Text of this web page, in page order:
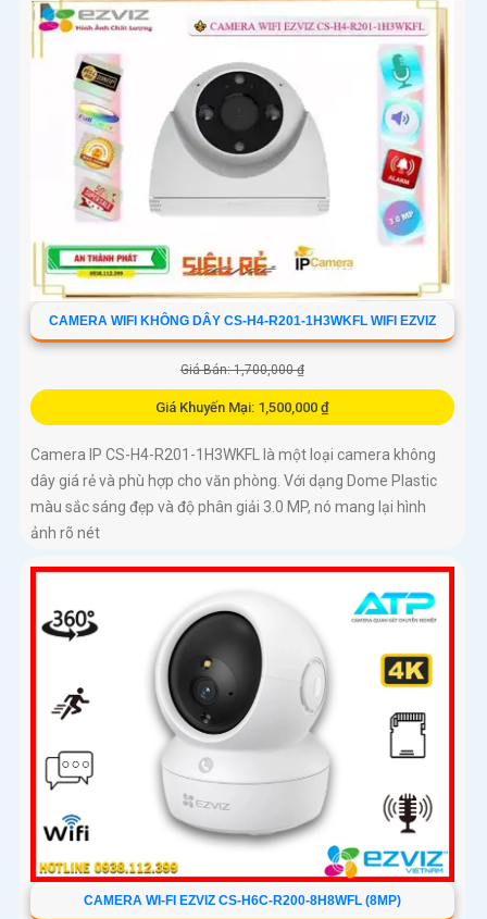
CAMERA WIFI KHÔNG DÂY CS-H4-R201-1H3WKFL WIFI EZVIZ
Giá Bán: 1,700,000 ₫
Giá Khuyến Mại: 1,500,000 ₫
Camera IP CS-H4-R201-1H3WKFL là một loại camera không
dây giá rẻ và phù hợp cho văn phòng. Với dạng Dome Plastic
màu sắc sáng đẹp và độ phân giải 3.0 MP, nó mang lại hình
ảnh rõ nét
CAMERA WI-FI EZVIZ CS-H6C-R200-8H8WFL (8MP)